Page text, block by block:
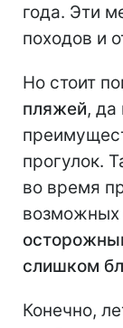
года. Эти
походов и
Но стоит
пляжей, да
прогулок.
во время
возможных
слишком
Конечно,